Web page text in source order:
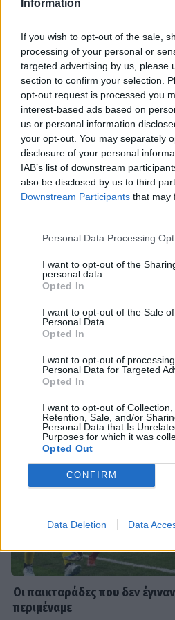
Information
If you wish to opt-out of the sale,
processing of your personal or
targeted advertising by us, please
section to confirm your selection.
opt-out request is processed you
interest-based ads based on
us or personal information
your opt-out. You may separately
disclosure of your personal
IAB’s list of downstream
also be disclosed by us to third
Downstream Participants that may
Personal Data Processing
I want to opt-out of the
personal data.
Opted In
I want to opt-out of the Sale
Personal Data.
Opted In
I want to opt-out of
Personal Data for Targeted
Opted In
I want to opt-out of Collection,
Retention, Sale, and/or
Personal Data that Is
Purposes for which it was
Opted Out
CONFIRM
Data Deletion Data
ΠΑΟΚ-Άντερλεχτ με σούπερ
προσφορά* και ενισχυμένες
αποδόσεις από το
SHOWBIZ
Summer girl η Μπιάνκα
Μύκονο με τη μητέρα της,
– Εντυπωσίασαν με το look
Katy Perry: Στη Μύκονο η
pop star μαζί με τον σύντροφό
SHOWBIZ
Το τελευταίο «αντίο» στον
Χαλκιά – Υποβασταζόμενη η
Ο Ιακωβίδης έφερε
στο πλατό! Η ατάκα της
SHOWBIZ
Ανδρέας Γεωργίου – Σιμώνη
Χριστοδούλου: Μετά την
υπέροχες στιγμές στο Μιλάνο!
DPG
Τι είναι το «σύννεφο
πυροσωρείτης: Δείτε βίντεο
Κιθαιρώνα
Οι παικταράδες που δεν
περιμέναμε